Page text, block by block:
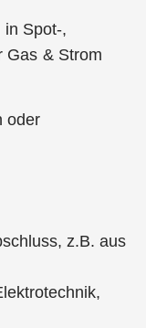
in Spot-,
Gas & Strom
oder
z.B. aus